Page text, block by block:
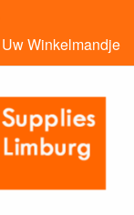
Uw Winkelmandje